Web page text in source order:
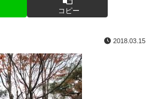
コピー
2018.03.15